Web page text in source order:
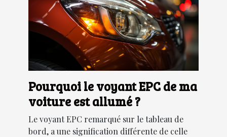
Pourquoi le voyant EPC de ma
voiture est allumé ?
Le voyant EPC remarqué sur le tableau de
bord, a une signification différente de celle